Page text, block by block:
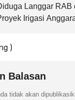
Langgar RAB
Irigasi
)
Balasan
tidak akan